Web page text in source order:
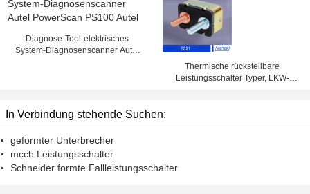
Diagnose-Tool-elektrisches
System-Diagnosenscanner Autel
Thermische rückstellbare
Leistungsschalter Typer, LKW-
In Verbindung stehende Suchen:
geformter Unterbrecher
mccb Leistungsschalter
Schneider formte Fallleistungsschalter